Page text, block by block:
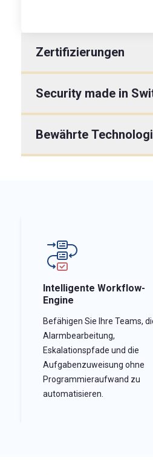
Zertifizierungen
Security made in
Bewährte
Intelligente Workflow-
Engine
Befähigen Sie Ihre Teams,
Alarmbearbeitung,
Eskalationspfade und die
Aufgabenzuweisung ohne
Programmieraufwand zu
automatisieren.